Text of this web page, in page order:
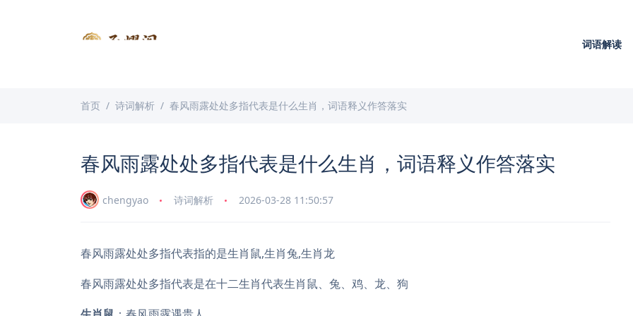
词语解读
首页 诗词解析 春风雨露处处多指代表是什么生肖，词语释义作答落实
春风雨露处处多指代表是什么生肖，词语释义作答落实
chengyao 诗词解析 2026-03-28 11:50:57
春风雨露处处多指代表指的是生肖鼠,生肖兔,生肖龙
春风雨露处处多指代表是在十二生肖代表生肖鼠、兔、鸡、龙、狗